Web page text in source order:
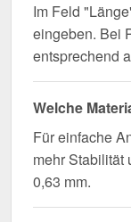
Im Feld
eingeben. Bei
entsprechend
Welche
Für einfache
mehr Stabilität
0,63 mm.